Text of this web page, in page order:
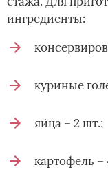
ингредиенты:
куриные
яйца – 2 шт.;
картофель –